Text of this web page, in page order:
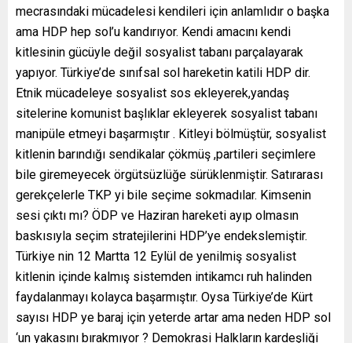
mecrasındaki mücadelesi kendileri için anlamlıdır o başka
ama HDP hep sol’u kandırıyor. Kendi amacını kendi
kitlesinin gücüyle değil sosyalist tabanı parçalayarak
yapıyor. Türkiye’de sınıfsal sol hareketin katili HDP dir.
Etnik mücadeleye sosyalist sos ekleyerek,yandaş
sitelerine komunist başlıklar ekleyerek sosyalist tabanı
manipüle etmeyi başarmıştır . Kitleyi bölmüştür, sosyalist
kitlenin barındığı sendikalar çökmüş ,partileri seçimlere
bile giremeyecek örgütsüzlüğe sürüklenmiştir. Satırarası
gerekçelerle TKP yi bile seçime sokmadılar. Kimsenin
sesi çıktı mı? ÖDP ve Haziran hareketi ayıp olmasın
baskısıyla seçim stratejilerini HDP’ye endekslemiştir.
Türkiye nin 12 Martta 12 Eylül de yenilmiş sosyalist
kitlenin içinde kalmış sistemden intikamcı ruh halinden
faydalanmayı kolayca başarmıştır. Oysa Türkiye’de Kürt
sayısı HDP ye baraj için yeterde artar ama neden HDP sol
‘un yakasını bırakmıyor ? Demokrasi Halkların kardeşliği